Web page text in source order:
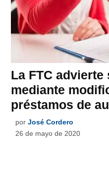
La FTC advierte
mediante
préstamos de
por José Cordero
26 de mayo de 2020